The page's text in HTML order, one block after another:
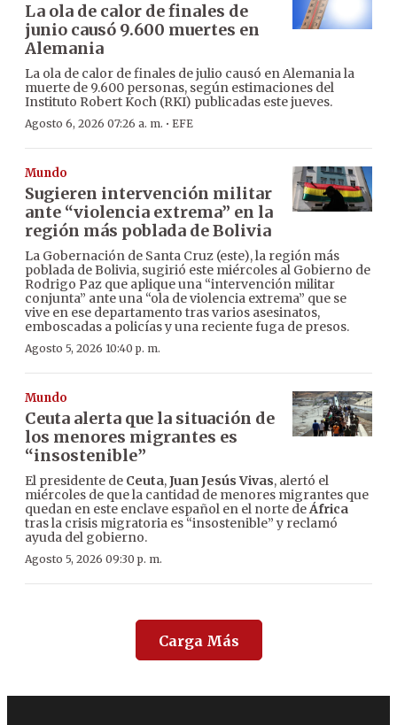
La ola de calor de finales de
junio causó 9.600 muertes en
Alemania
La ola de calor de finales de julio causó en Alemania la
muerte de 9.600 personas, según estimaciones del
Instituto Robert Koch (RKI) publicadas este jueves.
Agosto 6, 2026 07:26 a. m. · EFE
Mundo
Sugieren intervención militar
ante “violencia extrema” en la
región más poblada de Bolivia
La Gobernación de Santa Cruz (este), la región más
poblada de Bolivia, sugirió este miércoles al Gobierno de
Rodrigo Paz que aplique una “intervención militar
conjunta” ante una “ola de violencia extrema” que se
vive en ese departamento tras varios asesinatos,
emboscadas a policías y una reciente fuga de presos.
Agosto 5, 2026 10:40 p. m.
Mundo
Ceuta alerta que la situación de
los menores migrantes es
“insostenible”
El presidente de Ceuta,Juan Jesús Vivas, alertó el
miércoles de que la cantidad de menores migrantes que
quedan en este enclave español en el norte deÁfrica
tras la crisis migratoria es “insostenible” y reclamó
ayuda del gobierno.
Agosto 5, 2026 09:30 p. m.
Carga Más